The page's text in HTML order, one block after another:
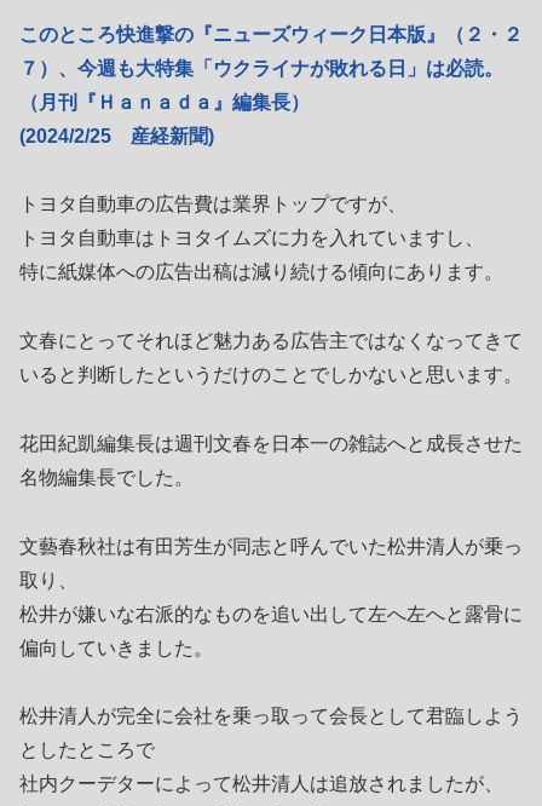
このところ快進撃の『ニューズウィーク日本版』（２・２
７）、今週も大特集「ウクライナが敗れる日」は必読。
（月刊『Ｈａｎａｄａ』編集長）
(2024/2/25 産経新聞)
トヨタ自動車の広告費は業界トップですが、
トヨタ自動車はトヨタイムズに力を入れていますし、
特に紙媒体への広告出稿は減り続ける傾向にあります。
文春にとってそれほど魅力ある広告主ではなくなってきて
いると判断したというだけのことでしかないと思います。
花田紀凱編集長は週刊文春を日本一の雑誌へと成長させた
名物編集長でした。
文藝春秋社は有田芳生が同志と呼んでいた松井清人が乗っ
取り、
松井が嫌いな右派的なものを追い出して左へ左へと露骨に
偏向していきました。
松井清人が完全に会社を乗っ取って会長として君臨しよう
としたところで
社内クーデターによって松井清人は追放されましたが、